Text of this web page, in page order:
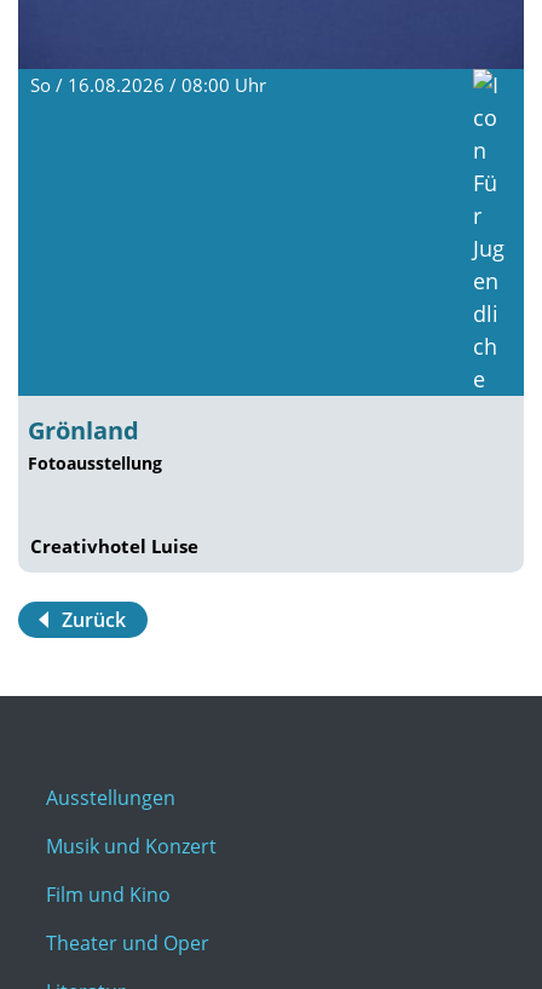
Grönland
Fotoausstellung
Zurück
Musik und Konzert
Film und Kino
Theater und Oper
Literatur